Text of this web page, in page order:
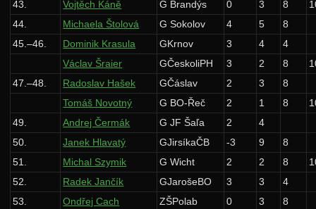
43.
Vojtěch Káně G Brandýs 0 3 8
44.
Michaela Štolová G Sokolov 4 5
8
45.–46.
Dominik Krasula GKrnov 3 4
4
Václav Šraier
GČeskoliPH 3 2 8
47.–48.
Radoslav Hašek GČáslav 2 3
8
Tomáš Novotný
G BO-Řeč 2 1 8
49.
Andrej Čermák G JF Šaľa 2
4
50.
Janek Hlavatý GJirsíkaČB -3 9
8
51.
Michal Szymik G Wicht 2 2 8
52.
Radek Jančík GJarošeBO 3 3
4
53.
Ondřej Cach ZŠPolab 0 3
8